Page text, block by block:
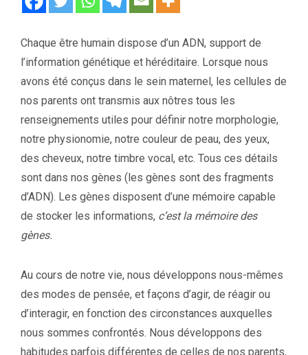
Chaque être humain dispose d’un ADN, support de
l’information génétique et héréditaire. Lorsque nous
avons été conçus dans le sein maternel, les cellules de
nos parents ont transmis aux nôtres tous les
renseignements utiles pour définir notre morphologie,
notre physionomie, notre couleur de peau, des yeux,
des cheveux, notre timbre vocal, etc. Tous ces détails
sont dans nos gènes (les gènes sont des fragments
d’ADN). Les gènes disposent d’une mémoire capable
de stocker les informations, c’est la mémoire des
gènes.
Au cours de notre vie, nous développons nous-mêmes
des modes de pensée, et façons d’agir, de réagir ou
d’interagir, en fonction des circonstances auxquelles
nous sommes confrontés. Nous développons des
habitudes parfois différentes de celles de nos parents,